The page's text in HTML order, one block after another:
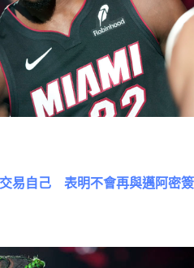
易自己 表明不會再與邁阿密簽